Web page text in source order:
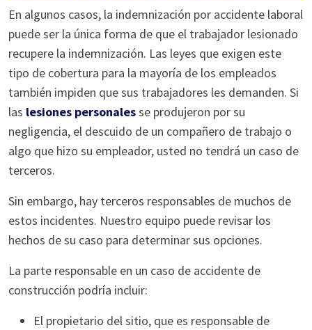
En algunos casos, la indemnización por accidente laboral
puede ser la única forma de que el trabajador lesionado
recupere la indemnización. Las leyes que exigen este
tipo de cobertura para la mayoría de los empleados
también impiden que sus trabajadores les demanden. Si
las lesiones personalesse produjeron por su
negligencia, el descuido de un compañero de trabajo o
algo que hizo su empleador, usted no tendrá un caso de
terceros.
Sin embargo, hay terceros responsables de muchos de
estos incidentes. Nuestro equipo puede revisar los
hechos de su caso para determinar sus opciones.
La parte responsable en un caso de accidente de
construcción podría incluir:
El propietario del sitio, que es responsable de